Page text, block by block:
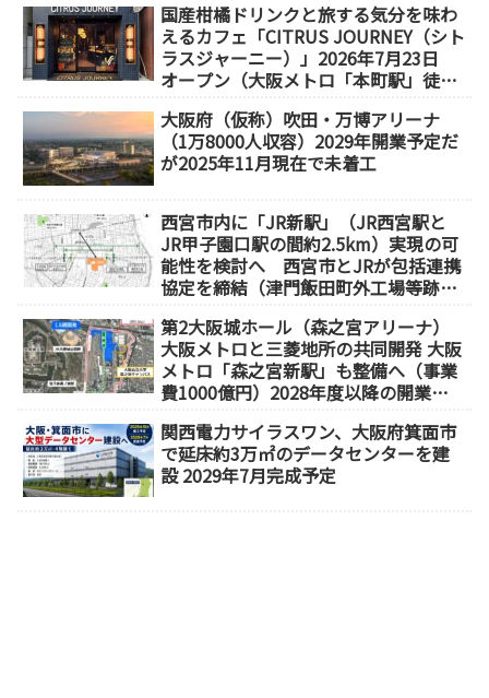
国産柑橘ドリンクと旅する気分を味わ
えるカフェ「CITRUS JOURNEY（シト
ラスジャーニー）」2026年7月23日
オープン（大阪メトロ「本町駅」徒歩
大阪府（仮称）吹田・万博アリーナ
（1万8000人収容）2029年開業予定だ
が2025年11月現在で未着工
西宮市内に「JR新駅」（JR西宮駅と
JR甲子園口駅の間約2.5km）実現の可
能性を検討へ 西宮市とJRが包括連携
協定を締結（津門飯田町外工場等跡
第2大阪城ホール（森之宮アリーナ）
大阪メトロと三菱地所の共同開発 大阪
メトロ「森之宮新駅」も整備へ（事業
費1000億円）2028年度以降の開業
関西電力サイラスワン、大阪府箕面市
で延床約3万㎡のデータセンターを建
設 2029年7月完成予定